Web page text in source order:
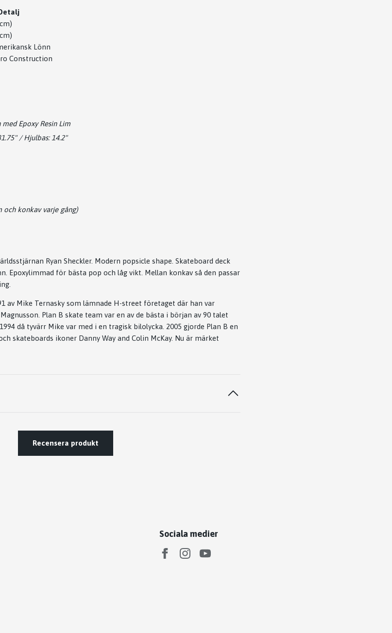
Lönn
Construction
Epoxy Resin Lim
/ Hjulbas: 14.2"
och konkav varje gång)
Ryan Sheckler. Modern popsicle shape. Skateboard deck
Epoxylimmad för bästa pop och låg vikt. Mellan konkav så den passar
av Mike Ternasky som lämnade H-street företaget där han var
Plan B skate team var en av de bästa i början av 90 talet
då tyvärr Mike var med i en tragisk bilolycka. 2005 gjorde Plan B en
skateboards ikoner Danny Way and Colin McKay. Nu är märket
Recensera produkt
Sociala medier